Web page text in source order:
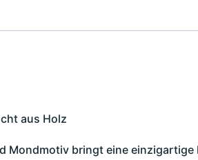
aus Holz
Mondmotiv bringt eine einzigartige